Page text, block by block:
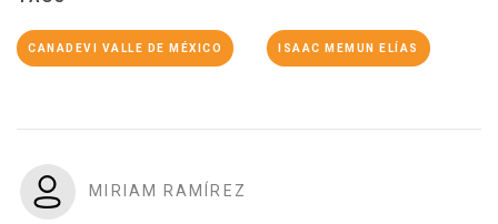
CANADEVI VALLE DE MÉXICO ISAAC MEMUN ELÍAS
MIRIAM RAMÍREZ